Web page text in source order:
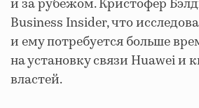
и за рубежом. Кристофер
Business Insider, что
и ему потребуется больше
на установку связи Huawei и
властей.